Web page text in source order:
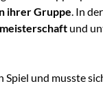
ihrer Gruppe . In
und
und musste